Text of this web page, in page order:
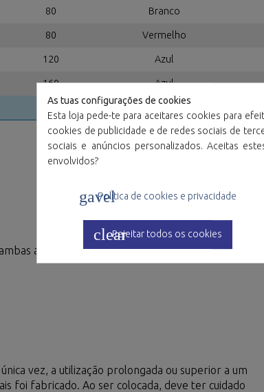
80 Branco
80 Vermelho
120 Azul
160 Azul
160 Branco
as extremidades.
vez, a utilização prolongada ou superior a um
foi fabricado. Ao ser colocada, deve ter cuidado
As tuas configurações de cookies
Esta loja pede-te para aceitares cookies para
cookies de publicidade e de redes sociais de
sociais e anúncios personalizados. Aceitas
envolvidos?
gavel
Política de cookies e privacidade
clearRejeitar todos os cookies